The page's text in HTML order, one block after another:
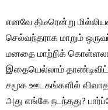
எனவே திடீரென்று
செல்வந்தராக மாறும்
மனதை மாற்றிக்
இதையெல்லாம்
சமூக ஊடகங்களில்
அது எங்கே நடந்தது?